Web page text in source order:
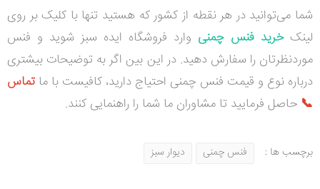
شما می‌توانید در هر نقطه از کشور که هستید تنها با کلیک بر روی
لینکخرید فنس چمنی وارد فروشگاه ایده سبز شوید و فنس
موردنظرتان را سفارش دهید. در این بین اگر به توضیحات بیشتری
درباره نوع و قیمت فنس چمنی احتیاج دارید، کافیست با ما تماس
📞 حاصل فرمایید تا مشاوران ما شما را راهنمایی کنند.
برچسب ها : فنس چمنی دیوار سبز